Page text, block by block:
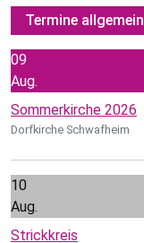
Termine allgemein
09
Aug.
Sommerkirche 2026
Dorfkirche Schwafheim
10
Aug.
Strickkreis